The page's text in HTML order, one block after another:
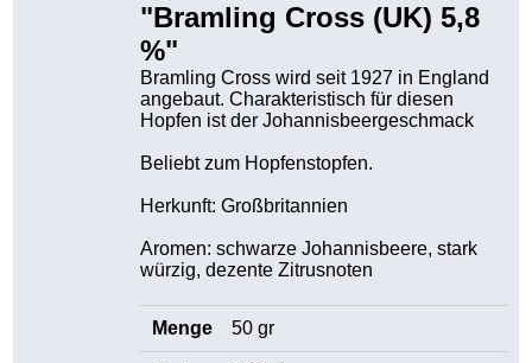
"Bramling Cross (UK) 5,8
%"
Bramling Cross wird seit 1927 in England
angebaut. Charakteristisch für diesen
Hopfen ist der Johannisbeergeschmack
Beliebt zum Hopfenstopfen.
Herkunft: Großbritannien
Aromen: schwarze Johannisbeere, stark
würzig, dezente Zitrusnoten
50 gr